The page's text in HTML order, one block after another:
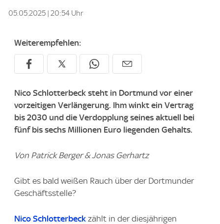
05.05.2025 | 20:54 Uhr
Weiterempfehlen:
Nico Schlotterbeck steht in Dortmund vor einer
vorzeitigen Verlängerung. Ihm winkt ein Vertrag
bis 2030 und die Verdopplung seines aktuell bei
fünf bis sechs Millionen Euro liegenden Gehalts.
Von Patrick Berger & Jonas Gerhartz
Gibt es bald weißen Rauch über der Dortmunder
Geschäftsstelle?
Nico Schlotterbeck zählt in der diesjährigen